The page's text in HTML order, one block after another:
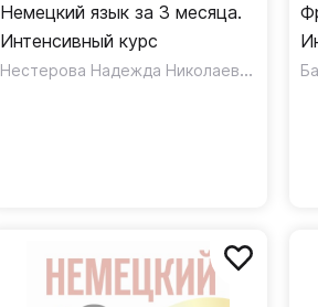
Немецкий язык за 3 месяца.
Интенсивный курс
Нестерова Надежда Николаевна